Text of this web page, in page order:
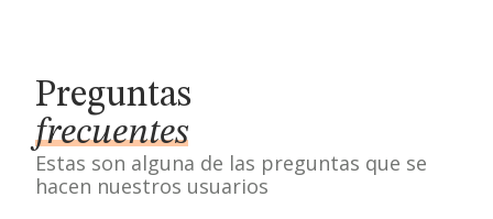
Preguntas
frecuentes
Estas son alguna de las preguntas que se
hacen nuestros usuarios